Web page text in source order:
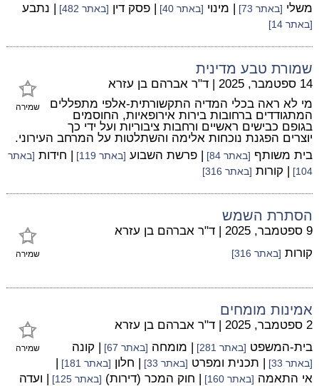
משלי [באתר 73] | מינוי [באתר 40] | פסק דין [באתר 482] | נתבע
[באתר 14]
שמורת טבע מדינית
שמירה
14 ספטמבר, 2025 | ד"ר אברהם בן עזרא
מי לא ראה בכלי המדיה התקשורתית-אלפי מתפללים
המתגודדים ברחובות בירות אירופאיות, החוסמים
בגופם כבישים ראשיים ורחבות ציבוריות ועל ידי כך
יוצרים הפגנת נוכחות אלימה והשתלטות על המרחב העירוני.
בית משותף [באתר 84] | פרשת השבוע [באתר 119] | חידות [באתר
104]
| קורות [באתר 316]
הסתרת השמש
שמירה
9 ספטמבר, 2025 | ד"ר אברהם בן עזרא
קורות [באתר 316]
אמינות מומחים
שמירה
2 ספטמבר, 2025 | ד"ר אברהם בן עזרא
בית-המשפט [באתר 281] | מומחה [באתר 67] | קונה
[באתר 33] | תכנית ומפרט [באתר 33] | חלון [באתר 181]
|
אי התאמה [באתר 160] | חוק המכר (דירות) [באתר 125]
| ועדה